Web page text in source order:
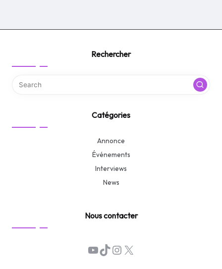
Rechercher
Catégories
Annonce
Événements
Interviews
News
Nous contacter
YouTube
TikTok
Instagram
X